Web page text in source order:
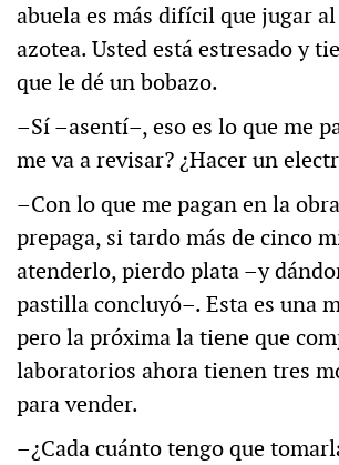
abuela es más difícil que jugar
azotea. Usted está estresado y
que le dé un bobazo.
–Sí –asentí–, eso es lo que me
me va a revisar? ¿Hacer un
–Con lo que me pagan en la
prepaga, si tardo más de cinco
atenderlo, pierdo plata –y
pastilla concluyó–. Esta es una
pero la próxima la tiene que
laboratorios ahora tienen tres
para vender.
–¿Cada cuánto tengo que